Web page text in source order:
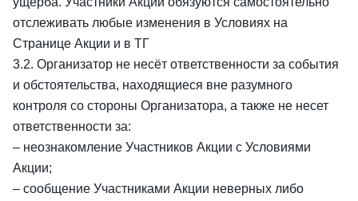
отслеживать любые изменения в Условиях на
Странице Акции и в ТГ
3.2. Организатор не несёт ответственности за события
и обстоятельства, находящиеся вне разумного
контроля со стороны Организатора, а также не несет
ответственности за:
– неознакомление Участников Акции с Условиями
Акции;
– сообщение Участниками Акции неверных либо